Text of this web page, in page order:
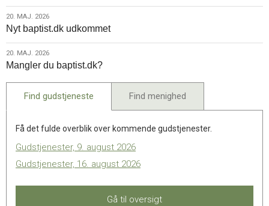
2026
20.
maj.
2026
20. MAJ. 2026
Nyt baptist.dk udkommet
20.
maj.
2026
20. MAJ. 2026
Mangler du baptist.dk?
Find gudstjeneste Find menighed
Få det fulde overblik over kommende gudstjenester.
Gudstjenester, 9. august 2026
Gudstjenester, 16. august 2026
Gå til oversigt